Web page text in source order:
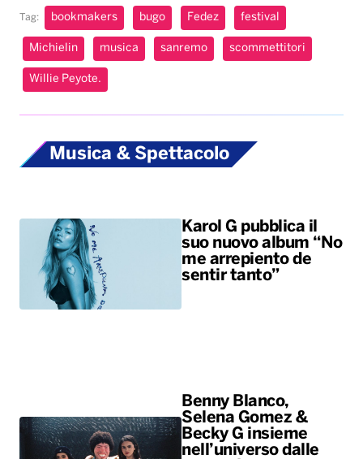
Tag: bookmakers bugo Fedez festival
Michielin musica sanremo scommettitori
Willie Peyote.
Musica & Spettacolo
Karol G pubblica il
suo nuovo album “No
me arrepiento de
sentir tanto”
Benny Blanco,
Selena Gomez &
Becky G insieme
nell’universo dalle